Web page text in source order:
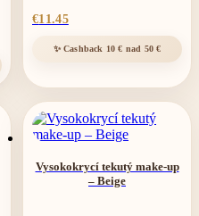
€11.45
Vysokokrycí tekutý make-up
– Beige